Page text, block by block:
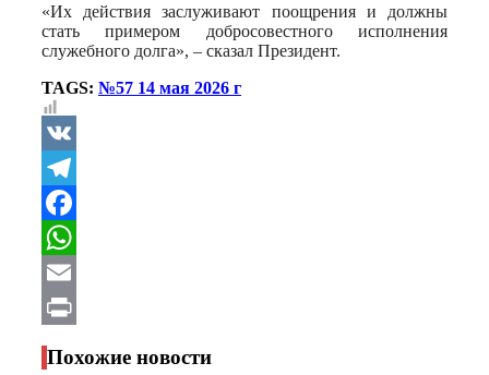
«Их действия заслуживают поощрения и должны
стать примером добросовестного исполнения
служебного долга», – сказал Президент.
TAGS: №57 14 мая 2026 г
VK
Telegram
Facebook
WhatsApp
Email
Print
Похожие новости